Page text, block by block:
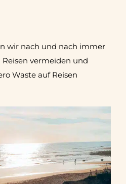
wir nach und nach immer
vermeiden und
Waste auf Reisen